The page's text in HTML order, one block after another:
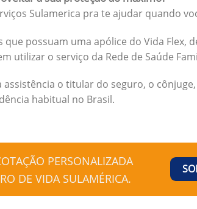
Sulamerica pra te ajudar quando
que possuam uma apólice do Vida Flex,
utilizar o serviço da Rede de Saúde
assistência o titular do seguro, o
habitual no Brasil.
PERSONALIZADA
DE VIDA SULAMÉRICA.